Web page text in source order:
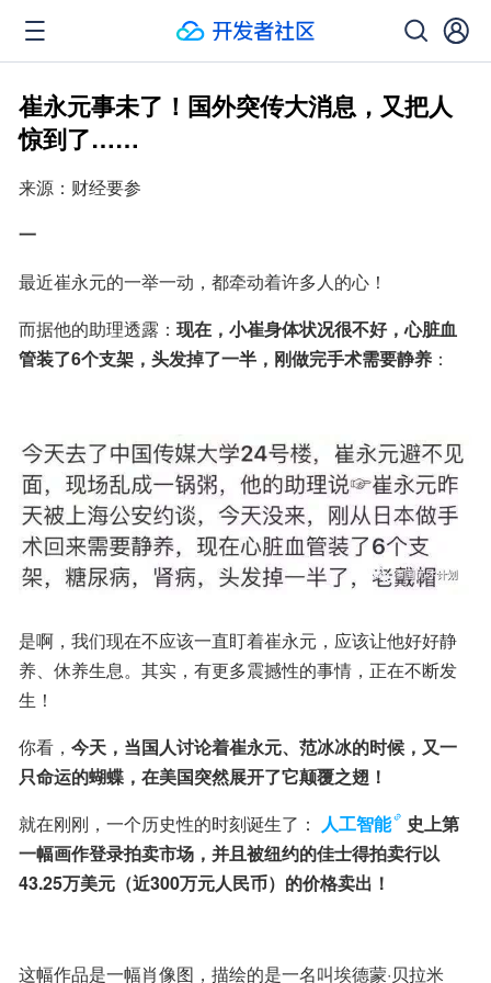
崔永元事未了！国外突传大消息，又把人
惊到了……
来源：财经要参
一
最近崔永元的一举一动，都牵动着许多人的心！
而据他的助理透露： 现在，小崔身体状况很不好，心脏血
管装了6个支架，头发掉了一半，刚做完手术需要静养 ：
是啊，我们现在不应该一直盯着崔永元，应该让他好好静
养、休养生息。其实，有更多震撼性的事情，正在不断发
生！
你看， 今天，当国人讨论着崔永元、范冰冰的时候，又一
只命运的蝴蝶，在美国突然展开了它颠覆之翅！
就在刚刚，一个历史性的时刻诞生了： 人工智能
史上第
一幅画作登录拍卖市场，并且被纽约的佳士得拍卖行以
43.25万美元（近300万元人民币）的价格卖出！
这幅作品是一幅肖像图，描绘的是一名叫埃德蒙·贝拉米